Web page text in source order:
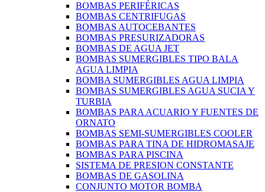
BOMBAS PERIFÉRICAS
BOMBAS CENTRIFUGAS
BOMBAS AUTOCEBANTES
BOMBAS PRESURIZADORAS
BOMBAS DE AGUA JET
BOMBAS SUMERGIBLES TIPO BALA
AGUA LIMPIA
BOMBA SUMERGIBLES AGUA LIMPIA
BOMBAS SUMERGIBLES AGUA SUCIA Y
TURBIA
BOMBAS PARA ACUARIO Y FUENTES DE
ORNATO
BOMBAS SEMI-SUMERGIBLES COOLER
BOMBAS PARA TINA DE HIDROMASAJE
BOMBAS PARA PISCINA
SISTEMA DE PRESION CONSTANTE
BOMBAS DE GASOLINA
CONJUNTO MOTOR BOMBA